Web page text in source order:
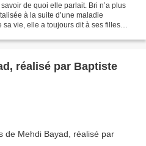
de quoi elle parlait. Bri n’a plus
à la suite d’une maladie
vie, elle a toujours dit à ses filles
réalisé par Baptiste